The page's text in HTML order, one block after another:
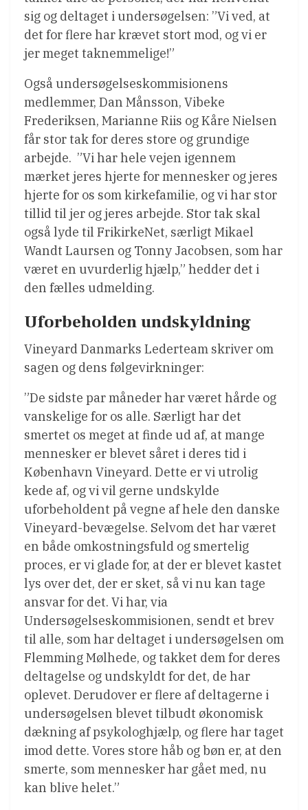
sig og deltaget i undersøgelsen: ”Vi ved, at
det for flere har krævet stort mod, og vi er
jer meget taknemmelige!”
Også undersøgelseskommisionens
medlemmer, Dan Månsson, Vibeke
Frederiksen, Marianne Riis og Kåre Nielsen
får stor tak for deres store og grundige
arbejde. ”Vi har hele vejen igennem
mærket jeres hjerte for mennesker og jeres
hjerte for os som kirkefamilie, og vi har stor
tillid til jer og jeres arbejde. Stor tak skal
også lyde til FrikirkeNet, særligt Mikael
Wandt Laursen og Tonny Jacobsen, som har
været en uvurderlig hjælp,” hedder det i
den fælles udmelding.
Uforbeholden undskyldning
Vineyard Danmarks Lederteam skriver om
sagen og dens følgevirkninger:
”De sidste par måneder har været hårde og
vanskelige for os alle. Særligt har det
smertet os meget at finde ud af, at mange
mennesker er blevet såret i deres tid i
København Vineyard. Dette er vi utrolig
kede af, og vi vil gerne undskylde
uforbeholdent på vegne af hele den danske
Vineyard-bevægelse. Selvom det har været
en både omkostningsfuld og smertelig
proces, er vi glade for, at der er blevet kastet
lys over det, der er sket, så vi nu kan tage
ansvar for det. Vi har, via
Undersøgelseskommisionen, sendt et brev
til alle, som har deltaget i undersøgelsen om
Flemming Mølhede, og takket dem for deres
deltagelse og undskyldt for det, de har
oplevet. Derudover er flere af deltagerne i
undersøgelsen blevet tilbudt økonomisk
dækning af psykologhjælp, og flere har taget
imod dette. Vores store håb og bøn er, at den
smerte, som mennesker har gået med, nu
kan blive helet.”